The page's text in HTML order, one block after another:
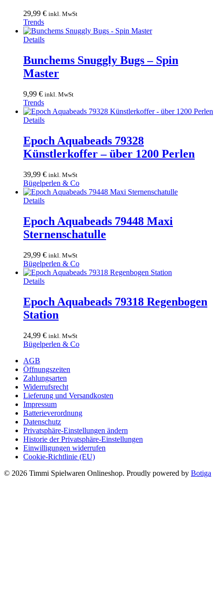
29,99 € inkl. MwSt
Trends
Details
Bunchems Snuggly Bugs – Spin
Master
9,99 € inkl. MwSt
Trends
Details
Epoch Aquabeads 79328
Künstlerkoffer – über 1200 Perlen
39,99 € inkl. MwSt
Bügelperlen & Co
Details
Epoch Aquabeads 79448 Maxi
Sternenschatulle
29,99 € inkl. MwSt
Bügelperlen & Co
Details
Epoch Aquabeads 79318 Regenbogen
Station
24,99 € inkl. MwSt
Bügelperlen & Co
AGB
Öffnungszeiten
Zahlungsarten
Widerrufsrecht
Lieferung und Versandkosten
Impressum
Batterieverordnung
Datenschutz
Privatsphäre-Einstellungen ändern
Historie der Privatsphäre-Einstellungen
Einwilligungen widerrufen
Cookie-Richtlinie (EU)
© 2026 Timmi Spielwaren Onlineshop. Proudly powered by Botiga